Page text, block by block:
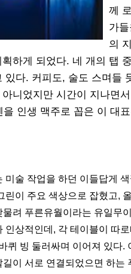
께
가
의
하게 되었다. 네 개의 탭
있다. 커피도, 술도 스며들
니었지만 시간이 지나면
인생 맥주로 꼽은 이 대
미술 작업을 하던 이들답게 색
이 주요 색상으로 잡혔고,
려 푸른유월이라는 유일무
인상적인데, 각 테이블이 따로
퀴 빙 둘러싸며 이어져 있다.
이 서로 연결되었으면 하는